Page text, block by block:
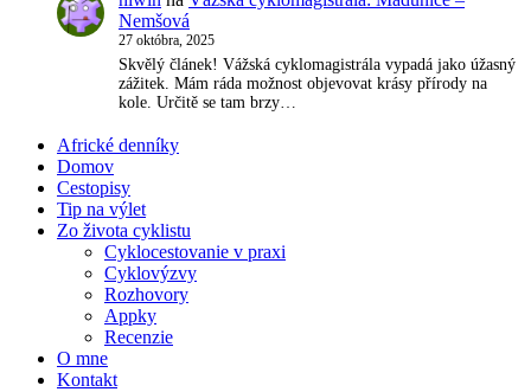
Nemšová
27 októbra, 2025
Skvělý článek! Vážská cyklomagistrála vypadá jako úžasný
zážitek. Mám ráda možnost objevovat krásy přírody na
kole. Určitě se tam brzy…
Africké denníky
Domov
Cestopisy
Tip na výlet
Zo života cyklistu
Cyklocestovanie v praxi
Cyklovýzvy
Rozhovory
Appky
Recenzie
O mne
Kontakt